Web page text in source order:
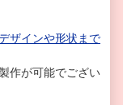
ザインや形状まで
作が可能でござい